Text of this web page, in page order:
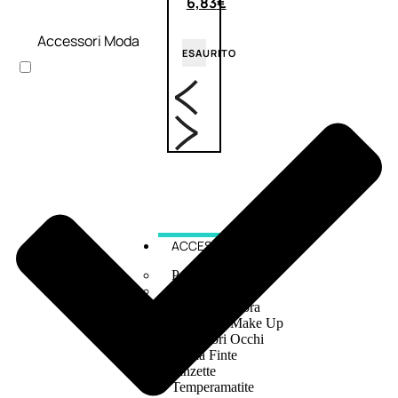
ESAURITO
ACCESSORI
Pennelli Viso
Pennelli Labbra
Accessori Make Up
Accessori Occhi
Ciglia Finte
Pinzette
Temperamatite
Accessori Moda